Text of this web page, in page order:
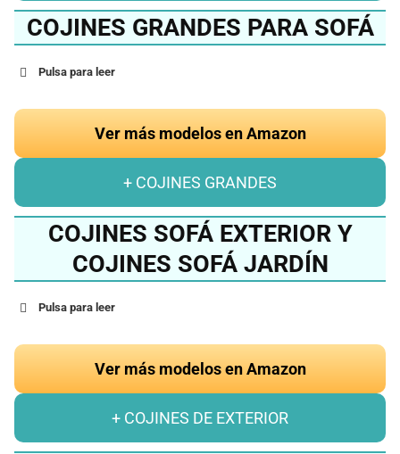
COJINES GRANDES PARA SOFÁ
Pulsa para leer
Ver más modelos en Amazon
+ COJINES GRANDES
COJINES SOFÁ EXTERIOR Y
COJINES SOFÁ JARDÍN
Pulsa para leer
Ver más modelos en Amazon
+ COJINES DE EXTERIOR